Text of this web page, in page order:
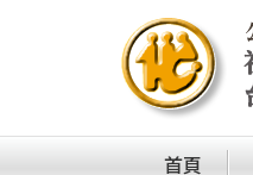
首頁